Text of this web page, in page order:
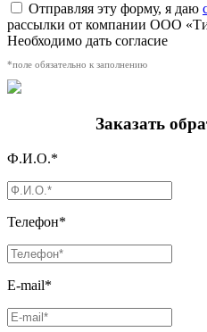
Отправляя эту форму, я даю
рассылки от компании ООО
Необходимо дать согласие
*поле обязательно к заполнению
Заказать
Ф.И.О.*
Телефон*
E-mail*